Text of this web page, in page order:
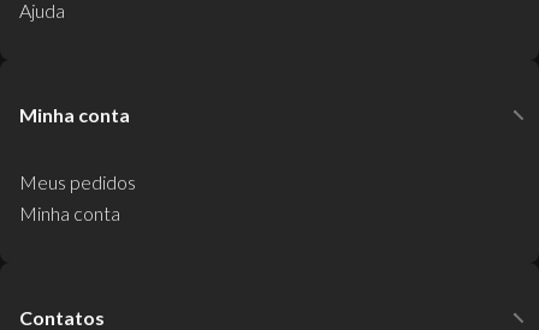
Ajuda
Minha conta
Meus pedidos
Minha conta
Contatos